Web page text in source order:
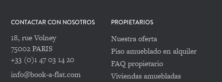
CONTACTAR CON NOSOTROS
18, rue Volney
75002 PARIS
+33 (0)1 47 03 14 20
info@book-a-flat.com
PROPIETARIOS
Nuestra oferta
Piso amueblado en alquiler
FAQ propietario
Viviendas amuebladas